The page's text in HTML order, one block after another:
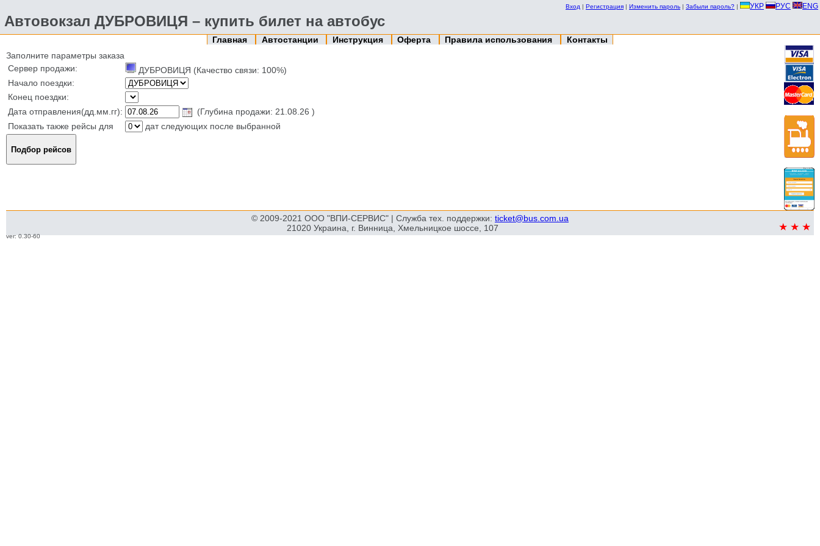
Вход | Регистрация | Изменить пароль | Забыли пароль? | УКР РУС ENG
Автовокзал ДУБРОВИЦЯ – купить билет на автобус
Главная Автостанции Инструкция Оферта Правила использования
Контакты
Заполните параметры заказа
Сервер продажи:
ДУБРОВИЦЯ (Качество связи: 100%)
Начало поездки:
Конец поездки:
Дата отправления(дд.мм.гг):
(Глубина продажи: 21.08.26 )
Показать также рейсы для
дат следующих после выбранной
© 2009-2021 ООО "ВПИ-СЕРВИС" | Служба тех. поддержки: ticket@bus.com.ua
21020 Украина, г. Винница, Хмельницкое шоссе, 107
ver: 0.30-60